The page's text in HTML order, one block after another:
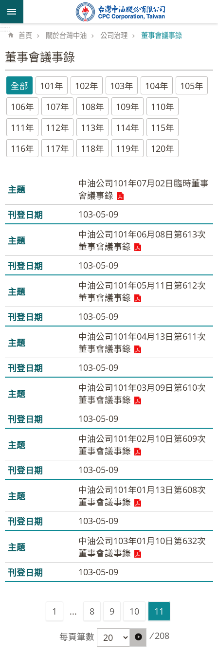
跳到主要內容區塊
::::::
首頁 關於台灣中油 公司治理 董事會議事錄
董事會議事錄
全部 101年 102年 103年 104年
105年
106年
107年 108年 109年
110年
111年
112年 113年 114年
115年
116年
117年 118年 119年 120年
中油公司101年07月02日臨時董事
會議事錄
103-05-09
中油公司101年06月08日第613次
董事會議事錄
103-05-09
中油公司101年05月11日第612次
董事會議事錄
103-05-09
中油公司101年04月13日第611次
董事會議事錄
103-05-09
中油公司101年03月09日第610次
董事會議事錄
103-05-09
中油公司101年02月10日第609次
董事會議事錄
103-05-09
中油公司101年01月13日第608次
董事會議事錄
103-05-09
中油公司103年01月10日第632次
董事會議事錄
103-05-09
1 ... 8 9 10 11
每頁筆數 / 208